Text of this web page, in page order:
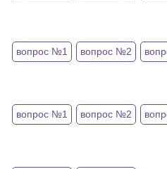
вопрос №1 вопрос №2
вопрос №1 вопрос №2